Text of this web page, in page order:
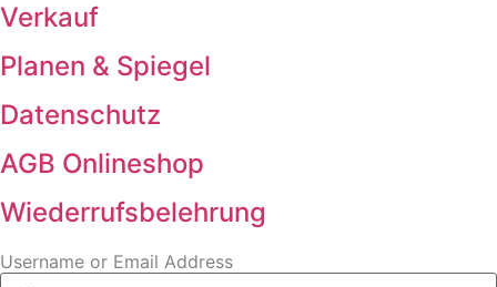
Verkauf
Planen & Spiegel
Datenschutz
AGB Onlineshop
Wiederrufsbelehrung
Username or Email Address